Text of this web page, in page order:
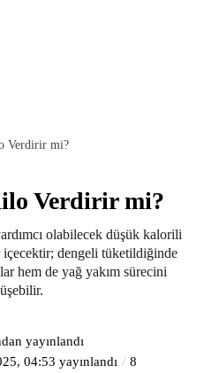
Verdirir mi?
Verdirir mi?
olabilecek düşük kalorili
içecektir; dengeli tüketildiğinde
hem de yağ yakım sürecini
yayınlandı
04:53 yayınlandı
8